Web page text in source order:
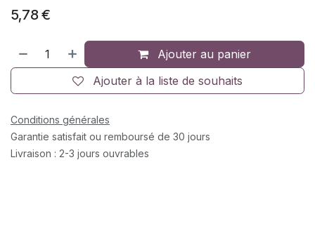
5,78€
Ajouter au panier
Ajouter à la liste de souhaits
Conditions générales
Garantie satisfait ou remboursé de 30 jours
Livraison : 2-3 jours ouvrables